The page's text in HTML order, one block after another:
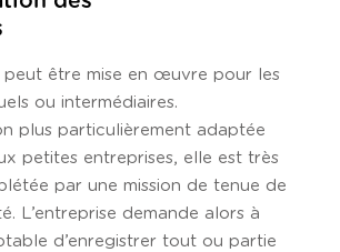
peut être mise en œuvre pour les
ou intermédiaires.
plus particulièrement adaptée
petites entreprises, elle est très
par une mission de tenue de
L’entreprise demande alors à
d’enregistrer tout ou partie